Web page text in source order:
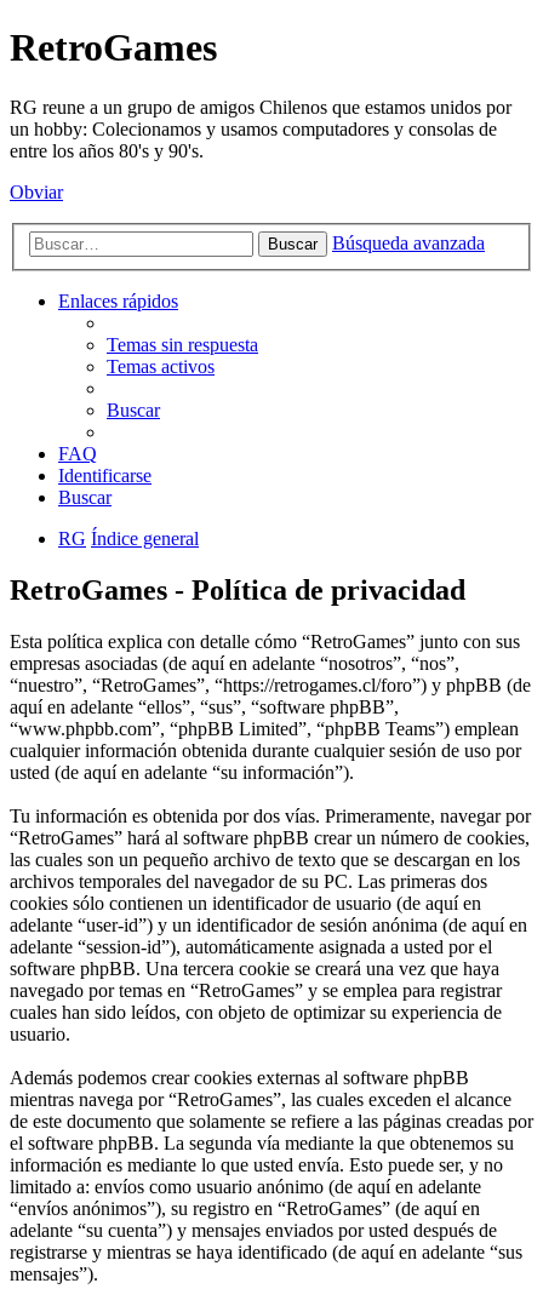
RetroGames
RG reune a un grupo de amigos Chilenos que estamos unidos por
un hobby: Colecionamos y usamos computadores y consolas de
entre los años 80's y 90's.
Obviar
Buscar Búsqueda avanzada
Enlaces rápidos
Temas sin respuesta
Temas activos
Buscar
FAQ
Identificarse
Buscar
RG Índice general
RetroGames - Política de privacidad
Esta política explica con detalle cómo “RetroGames” junto con sus
empresas asociadas (de aquí en adelante “nosotros”, “nos”,
“nuestro”, “RetroGames”, “https://retrogames.cl/foro”) y phpBB (de
aquí en adelante “ellos”, “sus”, “software phpBB”,
“www.phpbb.com”, “phpBB Limited”, “phpBB Teams”) emplean
cualquier información obtenida durante cualquier sesión de uso por
usted (de aquí en adelante “su información”).
Tu información es obtenida por dos vías. Primeramente, navegar por
“RetroGames” hará al software phpBB crear un número de cookies,
las cuales son un pequeño archivo de texto que se descargan en los
archivos temporales del navegador de su PC. Las primeras dos
cookies sólo contienen un identificador de usuario (de aquí en
adelante “user-id”) y un identificador de sesión anónima (de aquí en
adelante “session-id”), automáticamente asignada a usted por el
software phpBB. Una tercera cookie se creará una vez que haya
navegado por temas en “RetroGames” y se emplea para registrar
cuales han sido leídos, con objeto de optimizar su experiencia de
usuario.
Además podemos crear cookies externas al software phpBB
mientras navega por “RetroGames”, las cuales exceden el alcance
de este documento que solamente se refiere a las páginas creadas por
el software phpBB. La segunda vía mediante la que obtenemos su
información es mediante lo que usted envía. Esto puede ser, y no
limitado a: envíos como usuario anónimo (de aquí en adelante
“envíos anónimos”), su registro en “RetroGames” (de aquí en
adelante “su cuenta”) y mensajes enviados por usted después de
registrarse y mientras se haya identificado (de aquí en adelante “sus
mensajes”).